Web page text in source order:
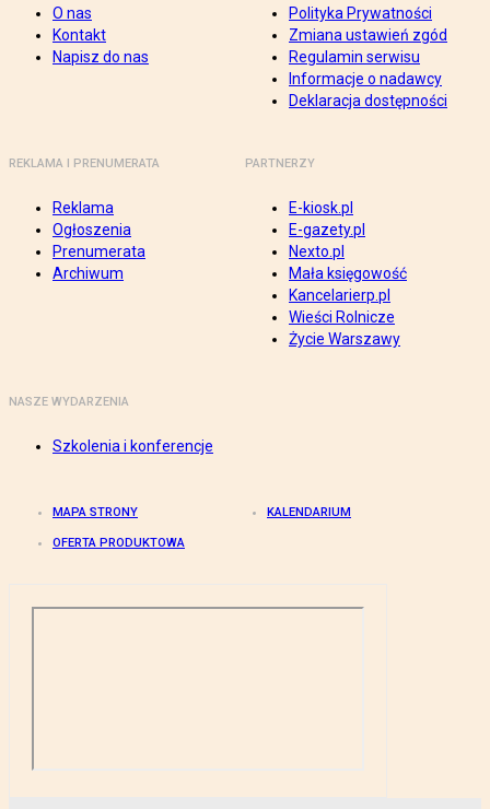
O nas
Kontakt
Napisz do nas
Polityka Prywatności
Zmiana ustawień zgód
Regulamin serwisu
Informacje o nadawcy
Deklaracja dostępności
REKLAMA I PRENUMERATA
Reklama
Ogłoszenia
Prenumerata
Archiwum
PARTNERZY
E-kiosk.pl
E-gazety.pl
Nexto.pl
Mała księgowość
Kancelarierp.pl
Wieści Rolnicze
Życie Warszawy
NASZE WYDARZENIA
Szkolenia i konferencje
MAPA STRONY KALENDARIUM
OFERTA PRODUKTOWA